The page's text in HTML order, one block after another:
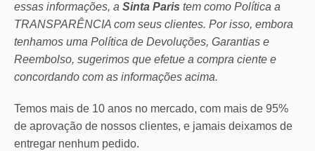
essas informações, a Sinta Paris tem como Política a
TRANSPARÊNCIA com seus clientes. Por isso, embora
tenhamos uma Política de Devoluções, Garantias e
Reembolso, sugerimos que efetue a compra ciente e
concordando com as informações acima.
Temos mais de 10 anos no mercado, com mais de 95%
de aprovação de nossos clientes, e jamais deixamos de
entregar nenhum pedido.